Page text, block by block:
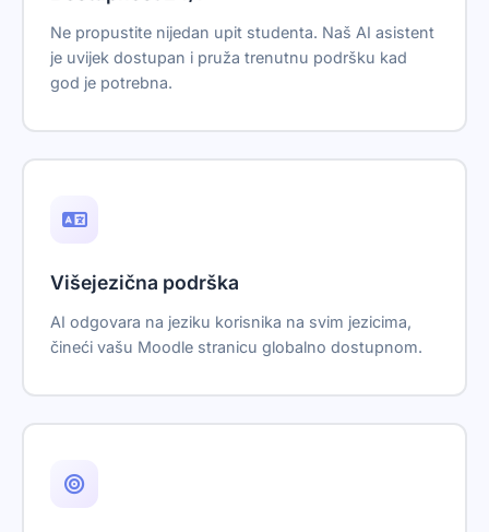
Ne propustite nijedan upit studenta. Naš AI asistent
je uvijek dostupan i pruža trenutnu podršku kad
god je potrebna.
Višejezična podrška
AI odgovara na jeziku korisnika na svim jezicima,
čineći vašu Moodle stranicu globalno dostupnom.